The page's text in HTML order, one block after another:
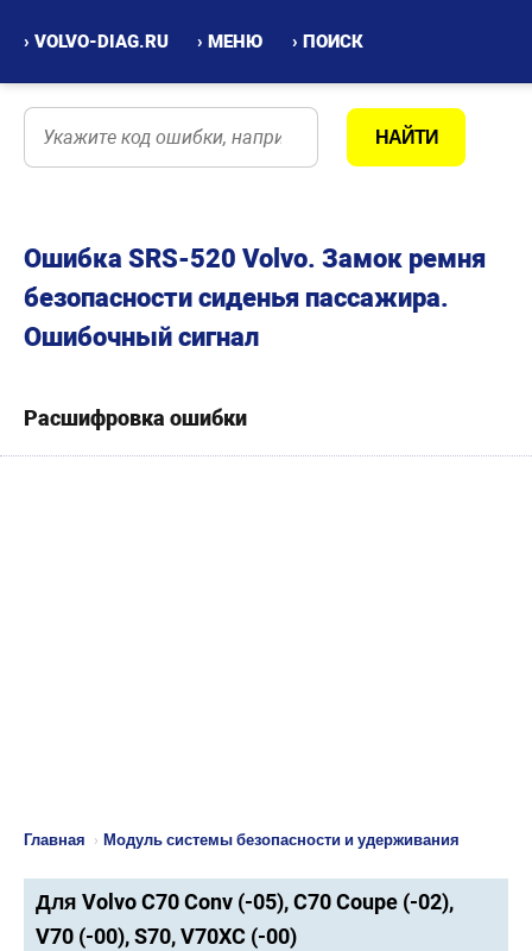
› VOLVO-DIAG.RU › МЕНЮ › ПОИСК
Ошибка SRS-520 Volvo. Замок ремня
безопасности сиденья пассажира.
Ошибочный сигнал
Расшифровка ошибки
Главная › Модуль системы безопасности и удерживания
Для Volvo C70 Conv (-05), C70 Coupe (-02),
V70 (-00), S70, V70XC (-00)